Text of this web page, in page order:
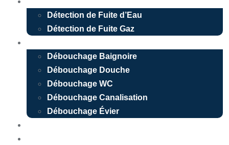
Détection de Fuite d’Eau
Détection de Fuite Gaz
Débouchage Baignoire
Débouchage Douche
Débouchage WC
Débouchage Canalisation
Débouchage Évier